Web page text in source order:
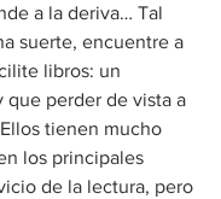
a la deriva… Tal
suerte, encuentre a
libros: un
perder de vista a
tienen mucho
los principales
de la lectura, pero